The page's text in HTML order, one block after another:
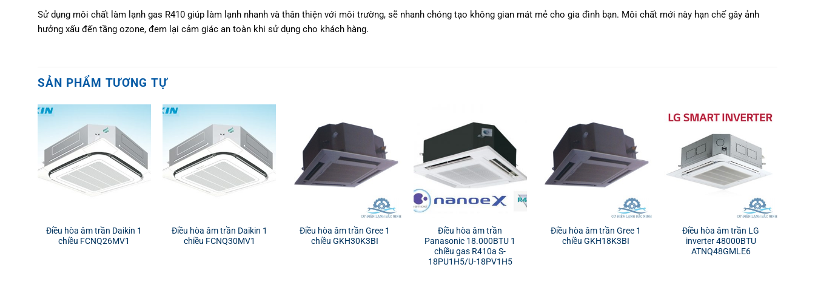
Sử dụng môi chất làm lạnh gas R410 giúp làm lạnh nhanh và thân thiện với môi trường, sẽ nhanh chóng tạo không gian mát mẻ cho gia đình bạn. Môi chất mới này hạn chế gây ảnh
hưởng xấu đến tầng ozone, đem lại cảm giác an toàn khi sử dụng cho khách hàng.
SẢN PHẨM TƯƠNG TỰ
Điều hòa âm trần Daikin 1
chiều FCNQ26MV1
Điều hòa âm trần Daikin 1
chiều FCNQ30MV1
Điều hòa âm trần Gree 1
chiều GKH30K3BI
Điều hòa âm trần
Panasonic 18.000BTU 1
chiều gas R410a S-
18PU1H5/U-18PV1H5
Điều hòa âm trần Gree 1
chiều GKH18K3BI
Điều hòa âm trần LG
inverter 48000BTU
ATNQ48GMLE6